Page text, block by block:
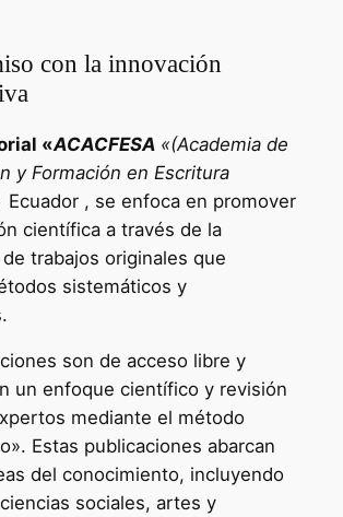
con la innovación
«ACACFESA «(Academia de
y Formación en Escritura
Ecuador , se enfoca en promover
científica a través de la
trabajos originales que
sistemáticos y
son de acceso libre y
un enfoque científico y revisión
mediante el método
Estas publicaciones abarcan
del conocimiento, incluyendo
sociales, artes y